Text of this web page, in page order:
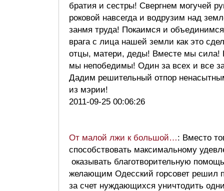
братия и сестры! Свергнем могучей
роковой навсегда и водрузим над
занмя труда! Покаимся и
врага с лица нашей земли как это
отцы, матери, деды! Вместе мы сила!
мы непобедимы! Один за всех и все
Дадим решительный отпор
из мэрии!
2011-09-25 00:06:26
От малой лжи к большой…: Вместо
способствовать максимальному
оказывать благотворительную
желающим Одесский горсовет решил
за счет нуждающихся уничтодить